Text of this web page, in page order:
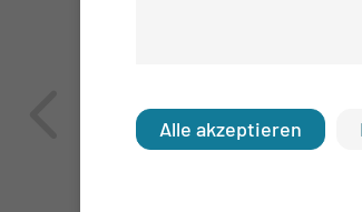
Alle akzeptieren